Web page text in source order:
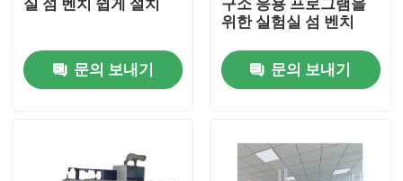
실 섬 벤치 쉽게 설치
문의 보내기
구소 응용 프로그램을
위한 실험실 섬 벤치
문의 보내기